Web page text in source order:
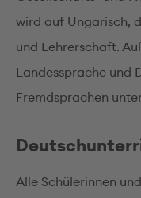
wird auf Ungarisch,
und Lehrerschaft.
Landessprache und
Fremdsprachen
Alle Schülerinnen